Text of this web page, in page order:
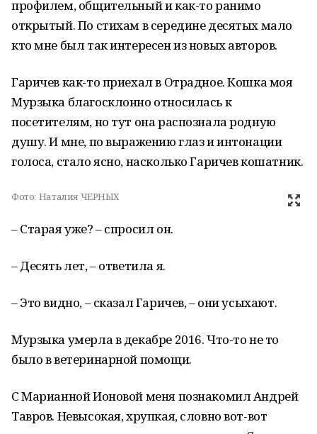
профилем, общительный и как-то ранимо
открытый. По стихам в середине десятых мало
кто мне был так интересен из новых авторов.
Гаричев как-то приехал в Отрадное. Кошка моя
Мурзыка благосклонно относилась к
посетителям, но тут она распознала родную
душу. И мне, по выражению глаз и интонации
голоса, стало ясно, насколько Гаричев кошатник.
Фото: Наталия ЧЕРНЫХ
– Старая уже? – спросил он.
– Десять лет, – ответила я.
– Это видно, – сказал Гаричев, – они усыхают.
Мурзыка умерла в декабре 2016. Что-то не то
было в ветеринарной помощи.
С Марианной Ионовой меня познакомил Андрей
Тавров. Невысокая, хрупкая, словно вот-вот